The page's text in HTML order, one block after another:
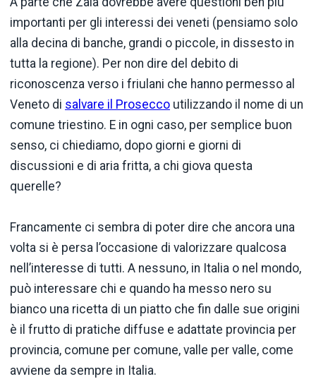
importanti per gli interessi dei veneti (pensiamo solo
alla decina di banche, grandi o piccole, in dissesto in
tutta la regione). Per non dire del debito di
riconoscenza verso i friulani che hanno permesso al
Veneto di salvare il Prosecco utilizzando il nome di un
comune triestino. E in ogni caso, per semplice buon
senso, ci chiediamo, dopo giorni e giorni di
discussioni e di aria fritta, a chi giova questa
querelle?
Francamente ci sembra di poter dire che ancora una
volta si è persa l’occasione di valorizzare qualcosa
nell’interesse di tutti. A nessuno, in Italia o nel mondo,
può interessare chi e quando ha messo nero su
bianco una ricetta di un piatto che fin dalle sue origini
è il frutto di pratiche diffuse e adattate provincia per
provincia, comune per comune, valle per valle, come
avviene da sempre in Italia.